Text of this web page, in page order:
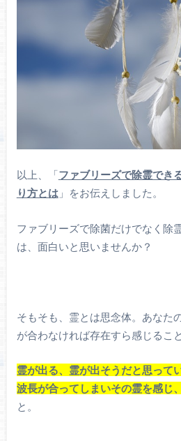
以上、「ファブリーズで除霊でき
り方とは 」をお伝えしました。
ファブリーズで除菌だけでなく除
は、面白いと思いませんか？
そもそも、霊とは思念体。あなた
が合わなければ存在すら感じるこ
霊が出る、霊が出そうだと思って
波長が合ってしまいその霊を感じ
と。